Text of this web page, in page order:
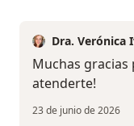
Dra. Verónica
Muchas
atenderte!
23 de junio de 2026